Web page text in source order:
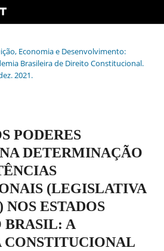
Economia e Desenvolvimento:
Brasileira de Direito Constitucional.
2021.
PODERES
DETERMINAÇÃO
(LEGISLATIVA
ESTADOS
BRASIL: A